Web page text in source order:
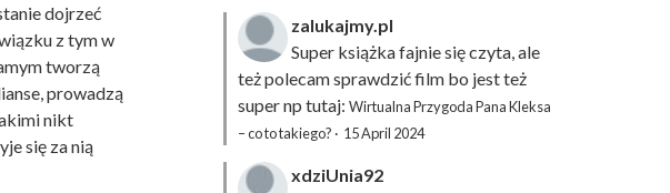
dojrzeć
z tym w
tworzą
prowadzą
nikt
się za nią
zalukajmy.pl
Super książka fajnie się czyta, ale
też polecam sprawdzić film bo jest też
super np tutaj: Wirtualna Przygoda Pana Kleksa
– co to takiego? · 15 April 2024
xdziUnia92